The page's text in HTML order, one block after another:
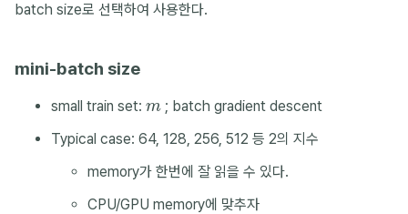
batch size로 선택하여 사용한다.
mini-batch size
small train set:
; batch gradient descent
Typical case: 64, 128, 256, 512 등 2의 지수
memory가 한번에 잘 읽을 수 있다.
CPU/GPU memory에 맞추자